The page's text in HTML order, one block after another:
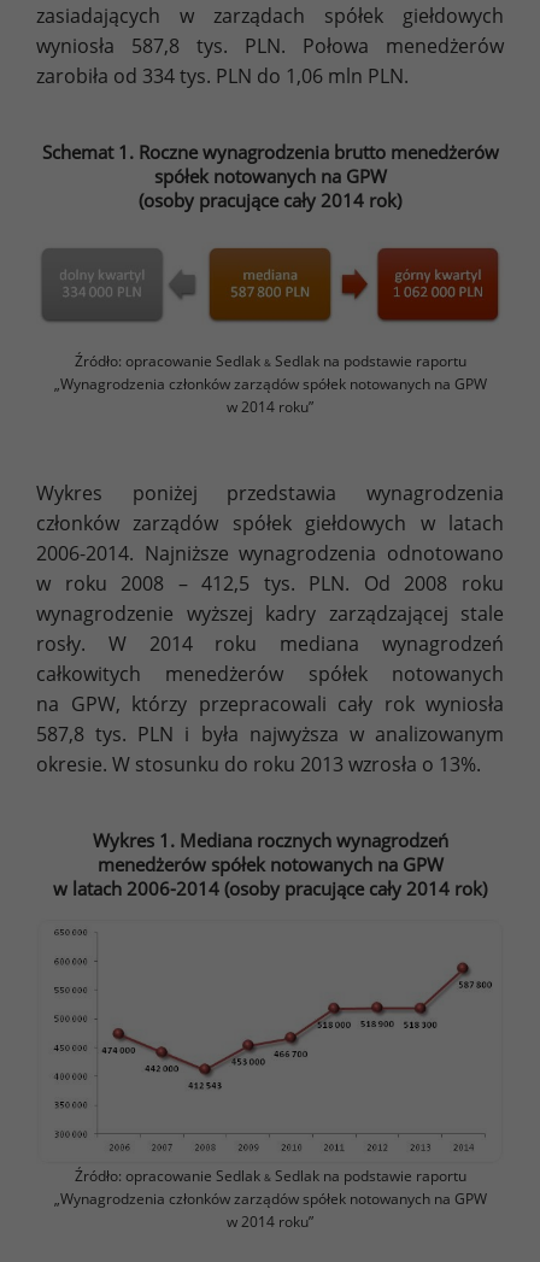
zasiadających w zarządach spółek giełdowych
wyniosła 587,8 tys. PLN. Połowa menedżerów
zarobiła od 334 tys. PLN do 1,06 mln PLN.
Schemat 1. Roczne wynagrodzenia brutto menedżerów
spółek notowanych na GPW
(osoby pracujące cały 2014 rok)
Źródło: opracowanie Sedlak &Sedlak na podstawie raportu
„Wynagrodzenia członków zarządów spółek notowanych na GPW
w 2014 roku”
Wykres poniżej przedstawia wynagrodzenia
członków zarządów spółek giełdowych w latach
2006-2014. Najniższe wynagrodzenia odnotowano
w roku 2008 – 412,5 tys. PLN. Od 2008 roku
wynagrodzenie wyższej kadry zarządzającej stale
rosły. W 2014 roku mediana wynagrodzeń
całkowitych menedżerów spółek notowanych
na GPW, którzy przepracowali cały rok wyniosła
587,8 tys. PLN i była najwyższa w analizowanym
okresie. W stosunku do roku 2013 wzrosła o 13%.
Wykres 1. Mediana rocznych wynagrodzeń
menedżerów spółek notowanych na GPW
w latach 2006-2014 (osoby pracujące cały 2014 rok)
Źródło: opracowanie Sedlak &Sedlak na podstawie raportu
„Wynagrodzenia członków zarządów spółek notowanych na GPW
w 2014 roku”